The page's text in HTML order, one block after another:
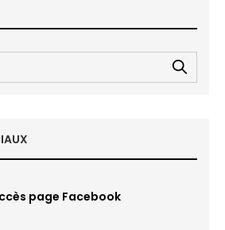
page Facebook